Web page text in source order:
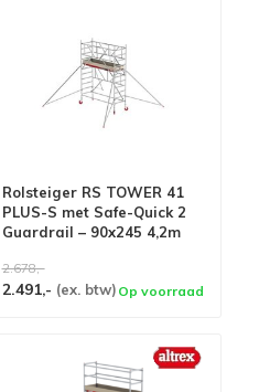
Rolsteiger RS TOWER 41
PLUS-S met Safe-Quick 2
Guardrail – 90x245 4,2m
2.678,-
2.491,- (ex. btw) Op voorraad